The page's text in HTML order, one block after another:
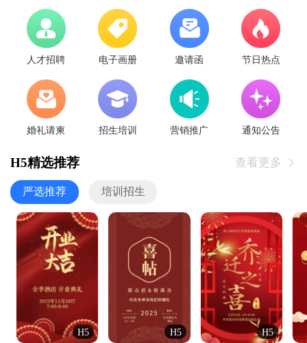
人才招聘 电子画册 邀请函 节日热点
婚礼请柬 招生培训 营销推广 通知公告
H5精选推荐 查看更多 
严选推荐 培训招生
H5 H5 H5